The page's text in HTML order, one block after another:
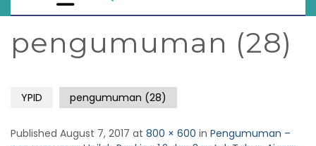
pengumuman (28)
YPID pengumuman (28)
Published August 7, 2017 at 800 × 600 in Pengumuman –